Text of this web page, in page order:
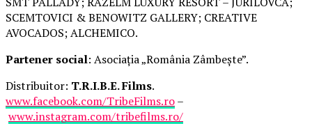
SCEMTOVICI & BENOWITZ GALLERY; CREATIVE
AVOCADOS; ALCHEMICO.
Partener social: Asociația „România Zâmbește”.
Distribuitor: T.R.I.B.E. Films.
www.facebook.com/TribeFilms.ro–
www.instagram.com/tribefilms.ro/